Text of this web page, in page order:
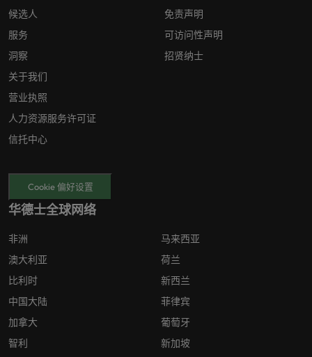
候选人
服务
洞察
关于我们
营业执照
人力资源服务许可证
信托中心
免责声明
可访问性声明
招贤纳士
Cookie 偏好设置
华德士全球网络
非洲
澳大利亚
比利时
中国大陆
加拿大
智利
马来西亚
荷兰
新西兰
菲律宾
葡萄牙
新加坡